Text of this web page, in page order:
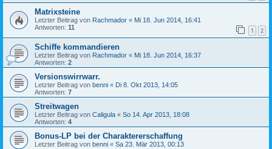
Matrixsteine
Letzter Beitrag von Rachmador « Mi 18. Jun 2014, 16:41
Antworten: 11 1 2
Schiffe kommandieren
Letzter Beitrag von Rachmador « Mi 18. Jun 2014, 16:37
Antworten: 2
Versionswirrwarr.
Letzter Beitrag von benni « Di 8. Okt 2013, 14:05
Antworten: 7
Streitwagen
Letzter Beitrag von Caligula « So 14. Apr 2013, 18:08
Antworten: 4
Bonus-LP bei der Charaktererschaffung
Letzter Beitrag von benni « Sa 23. Mär 2013, 00:13